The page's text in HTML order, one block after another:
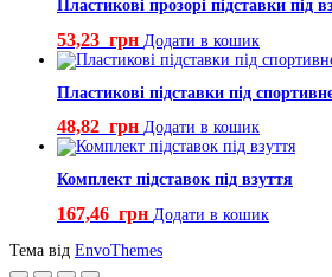
Пластикові прозорі підставки під
53,23 грн Додати в кошик
Пластикові підставки під
48,82 грн Додати в кошик
Комплект підставок під взуття
167,46 грн Додати в кошик
Тема від EnvoThemes